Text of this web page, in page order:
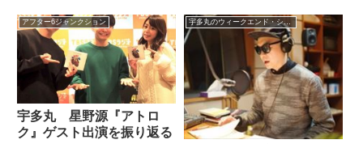
路上で 1923年関東大震災ジェ
ノサイドの残響』『T...
ました。（阿部哲子）さあ、
『007』に続いてはこちらの名作
映画の話題です。シルベスター・
スタローンさん主演の映画『ラン
ボー...
アフター6ジャンクション
宇多丸 星野源『アトロ
ク』ゲスト出演を振り返る